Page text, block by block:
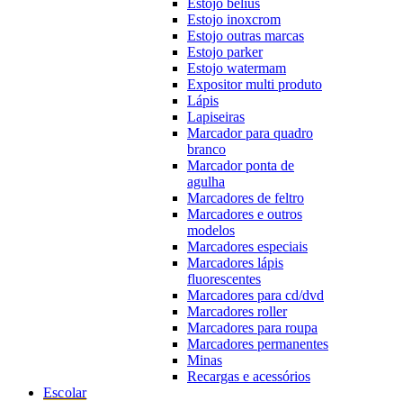
Estojo inoxcrom
Estojo outras marcas
Estojo parker
Estojo watermam
Expositor multi produto
Lápis
Lapiseiras
Marcador para quadro
branco
Marcador ponta de
agulha
Marcadores de feltro
Marcadores e outros
modelos
Marcadores especiais
Marcadores lápis
fluorescentes
Marcadores para cd/dvd
Marcadores roller
Marcadores para roupa
Marcadores permanentes
Minas
Recargas e acessórios
Escolar